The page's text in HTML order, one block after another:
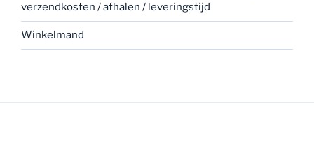
verzendkosten / afhalen / leveringstijd
Winkelmand